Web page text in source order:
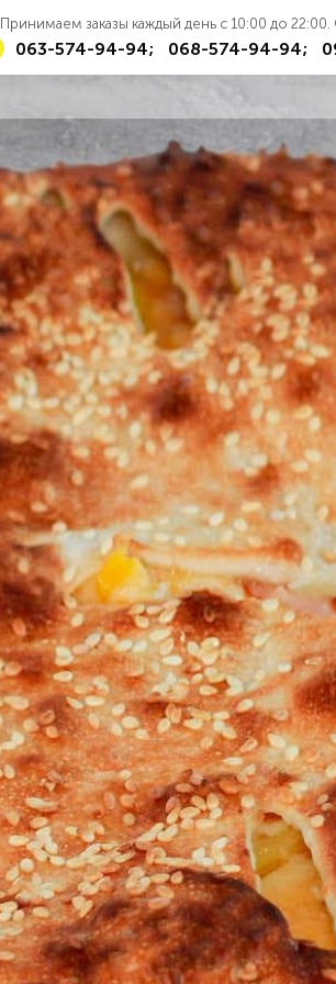
Принимаем заказы каждый день с 10:00 до 22:00.
063-574-94-94; 068-574-94-94;